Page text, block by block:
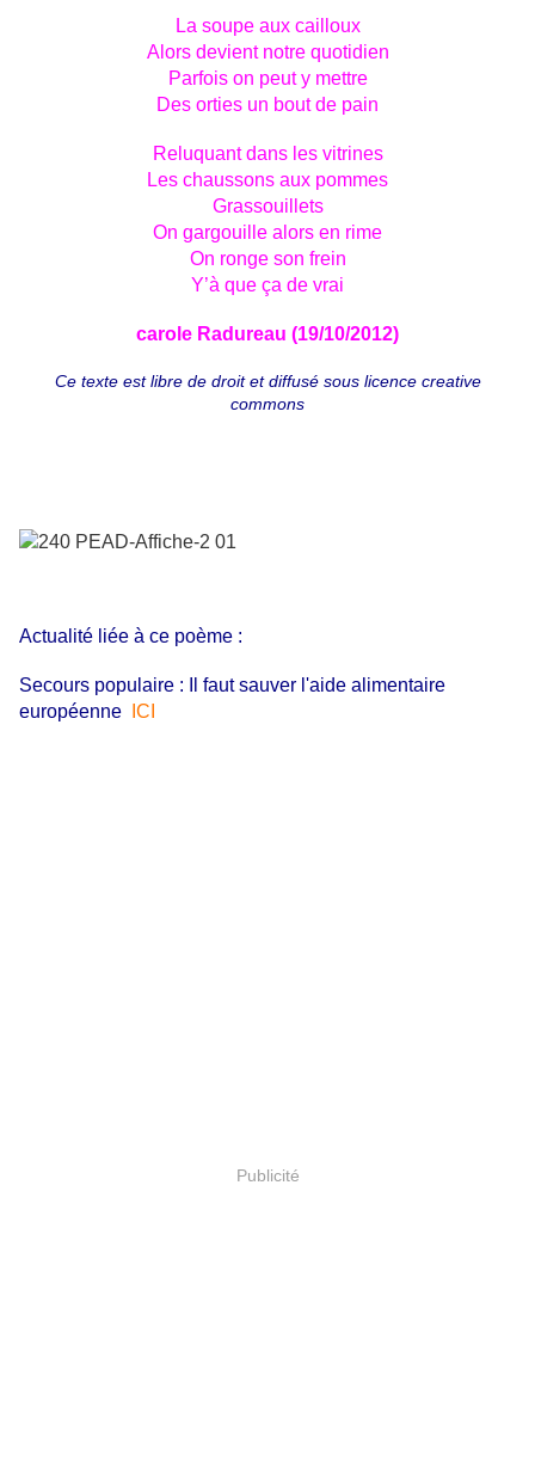
La soupe aux cailloux
Alors devient notre quotidien
Parfois on peut y mettre
Des orties un bout de pain
Reluquant dans les vitrines
Les chaussons aux pommes
Grassouillets
On gargouille alors en rime
On ronge son frein
Y’à que ça de vrai
carole Radureau (19/10/2012)
Ce texte est libre de droit et diffusé souslicence creative
commons
Actualité liée à ce poème :
Secours populaire : Il faut sauver l'aide alimentaire
européenne
ICI
Publicité